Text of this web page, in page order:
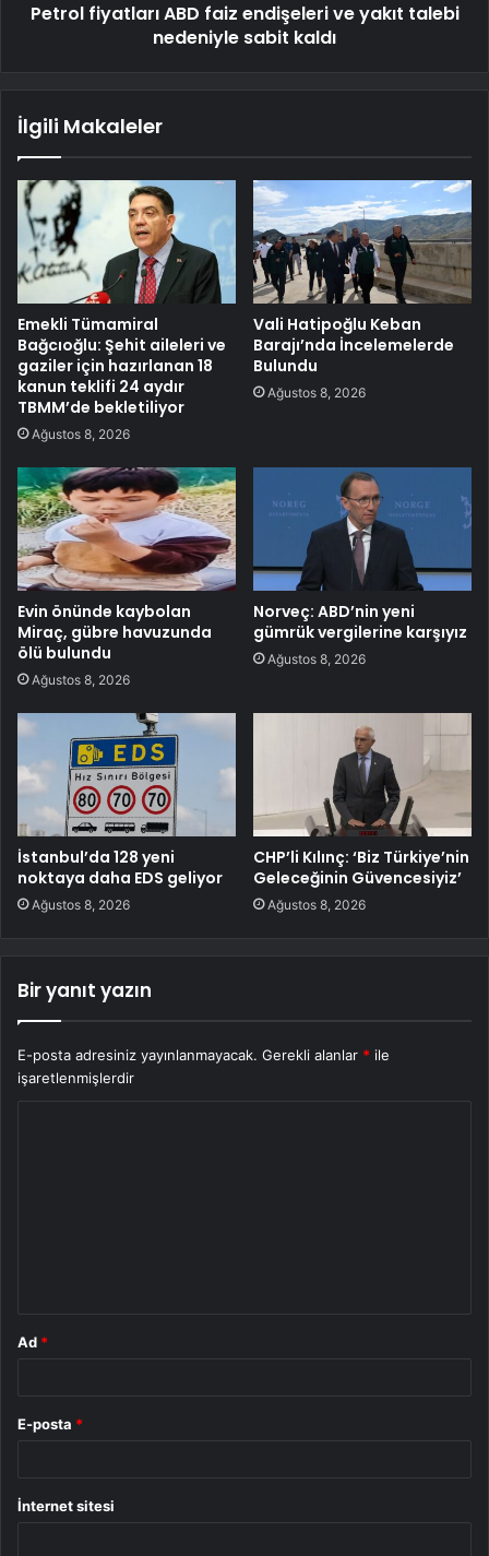
Petrol fiyatları ABD faiz endişeleri ve yakıt talebi
nedeniyle sabit kaldı
İlgili Makaleler
Emekli Tümamiral
Bağcıoğlu: Şehit aileleri ve
gaziler için hazırlanan 18
kanun teklifi 24 aydır
TBMM’de bekletiliyor
Ağustos 8, 2026
Vali Hatipoğlu Keban
Barajı’nda İncelemelerde
Bulundu
Ağustos 8, 2026
Evin önünde kaybolan
Miraç, gübre havuzunda
ölü bulundu
Ağustos 8, 2026
Norveç: ABD’nin yeni
gümrük vergilerine karşıyız
Ağustos 8, 2026
İstanbul’da 128 yeni
noktaya daha EDS geliyor
Ağustos 8, 2026
CHP’li Kılınç: ‘Biz Türkiye’nin
Geleceğinin Güvencesiyiz’
Ağustos 8, 2026
Bir yanıt yazın
E-posta adresiniz yayınlanmayacak. Gerekli alanlar * ile
işaretlenmişlerdir
Ad *
E-posta *
İnternet sitesi